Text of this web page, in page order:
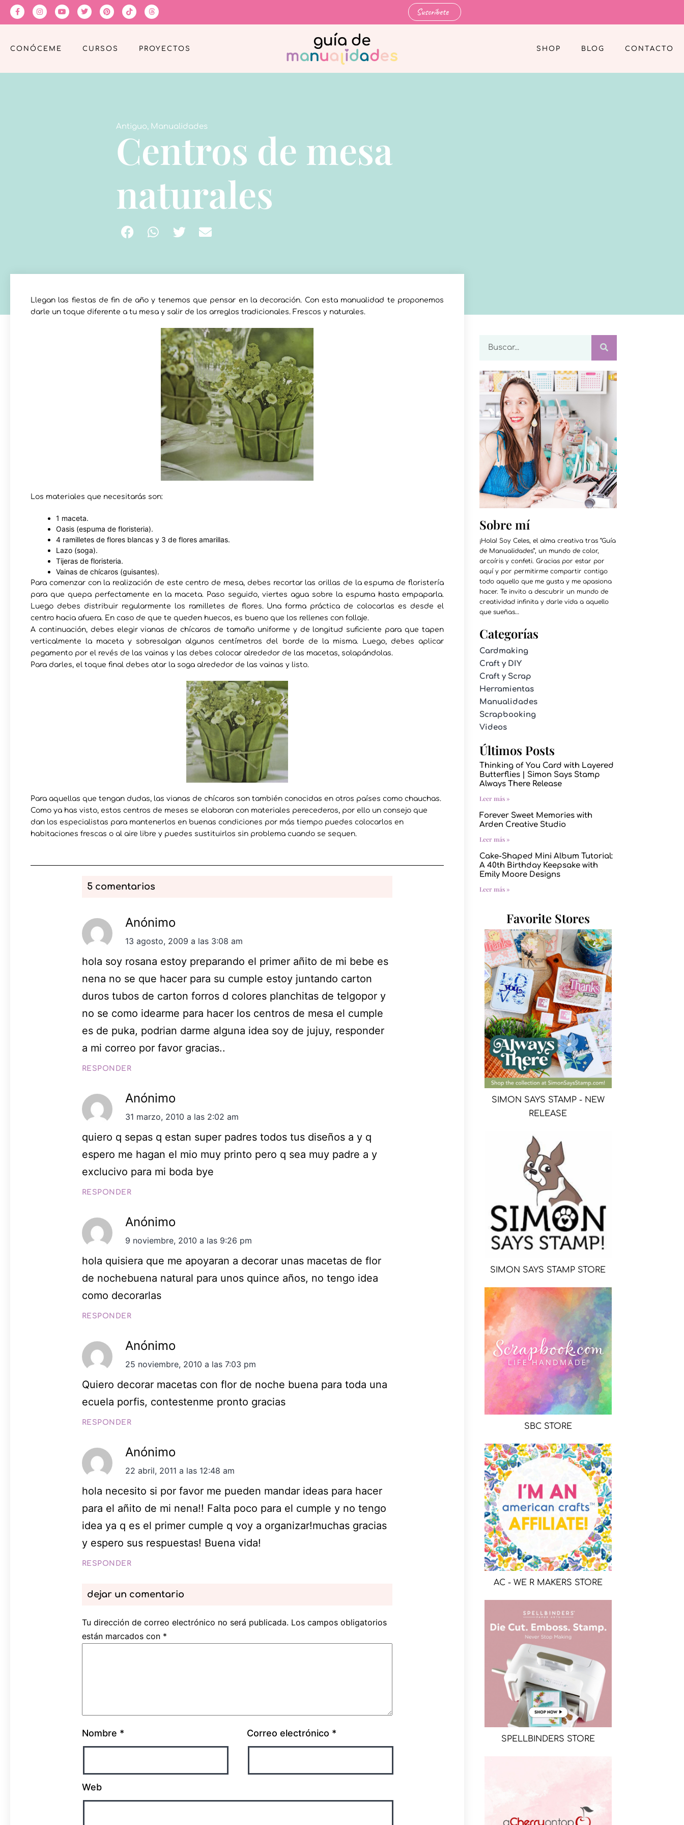
Suscríbete
CONÓCEME CURSOS PROYECTOS SHOP BLOG CONTACTO
Antiguo, Manualidades
Centros de mesa
naturales
Llegan las fiestas de fin de año y tenemos que pensar en la decoración. Con esta manualidad te proponemos
darle un toque diferente a tu mesa y salir de los arreglos tradicionales. Frescos y naturales.
Los materiales que necesitarás son:
1 maceta.
Oasis (espuma de floristeria).
4 ramilletes de flores blancas y 3 de flores amarillas.
Lazo (soga).
Tijeras de floristeria.
Vainas de chícaros (guisantes).
Para comenzar con la realización de este centro de mesa, debes recortar las orillas de la espuma de floristería
para que quepa perfectamente en la maceta. Paso seguido, viertes agua sobre la espuma hasta empaparla.
Luego debes distribuir regularmente los ramilletes de flores. Una forma práctica de colocarlas es desde el
centro hacia afuera. En caso de que te queden huecos, es bueno que los rellenes con follaje.
A continuación, debes elegir vianas de chícaros de tamaño uniforme y de longitud suficiente para que tapen
verticalmente la maceta y sobresalgan algunos centímetros del borde de la misma. Luego, debes aplicar
pegamento por el revés de las vainas y las debes colocar alrededor de las macetas, solapándolas.
Para darles, el toque final debes atar la soga alrededor de las vainas y listo.
Para aquellas que tengan dudas, las vianas de chícaros son también conocidas en otros países como chauchas.
Como ya has visto, estos centros de meses se elaboran con materiales perecederos, por ello un consejo que
dan los especialistas para mantenerlos en buenas condiciones por más tiempo puedes colocarlos en
habitaciones frescas o al aire libre y puedes sustituirlos sin problema cuando se sequen.
5 comentarios
Anónimo
13 agosto, 2009 a las 3:08 am
hola soy rosana estoy preparando el primer añito de mi bebe es
nena no se que hacer para su cumple estoy juntando carton
duros tubos de carton forros d colores planchitas de telgopor y
no se como idearme para hacer los centros de mesa el cumple
es de puka, podrian darme alguna idea soy de jujuy, responder
a mi correo por favor gracias..
RESPONDER
Anónimo
31 marzo, 2010 a las 2:02 am
quiero q sepas q estan super padres todos tus diseños a y q
espero me hagan el mio muy printo pero q sea muy padre a y
exclucivo para mi boda bye
RESPONDER
Anónimo
9 noviembre, 2010 a las 9:26 pm
hola quisiera que me apoyaran a decorar unas macetas de flor
de nochebuena natural para unos quince años, no tengo idea
como decorarlas
RESPONDER
Anónimo
25 noviembre, 2010 a las 7:03 pm
Quiero decorar macetas con flor de noche buena para toda una
ecuela porfis, contestenme pronto gracias
RESPONDER
Anónimo
22 abril, 2011 a las 12:48 am
hola necesito si por favor me pueden mandar ideas para hacer
para el añito de mi nena!! Falta poco para el cumple y no tengo
idea ya q es el primer cumple q voy a organizar!muchas gracias
y espero sus respuestas! Buena vida!
RESPONDER
dejar un comentario
Tu dirección de correo electrónico no será publicada. Los campos obligatorios
están marcados con *
Nombre * Correo electrónico *
Web
Sobre mí
¡Hola! Soy Celes, el alma creativa tras “Guía
de Manualidades”, un mundo de color,
arcoíris y confeti. Gracias por estar por
aquí y por permitirme compartir contigo
todo aquello que me gusta y me apasiona
hacer. Te invito a descubrir un mundo de
creatividad infinita y darle vida a aquello
que sueñas…
Categorías
Cardmaking
Craft y DIY
Craft y Scrap
Herramientas
Manualidades
Scrapbooking
Videos
Últimos Posts
Thinking of You Card with Layered
Butterflies | Simon Says Stamp
Always There Release
Leer más »
Forever Sweet Memories with
Arden Creative Studio
Leer más »
Cake-Shaped Mini Album Tutorial:
A 40th Birthday Keepsake with
Emily Moore Designs
Leer más »
Favorite Stores
SIMON SAYS STAMP - NEW
RELEASE
SIMON SAYS STAMP STORE
SBC STORE
AC - WE R MAKERS STORE
SPELLBINDERS STORE